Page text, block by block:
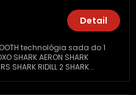
Detail
technológia sada do 1
SHARK AERON SHARK
SHARK RIDILL 2 SHARK...